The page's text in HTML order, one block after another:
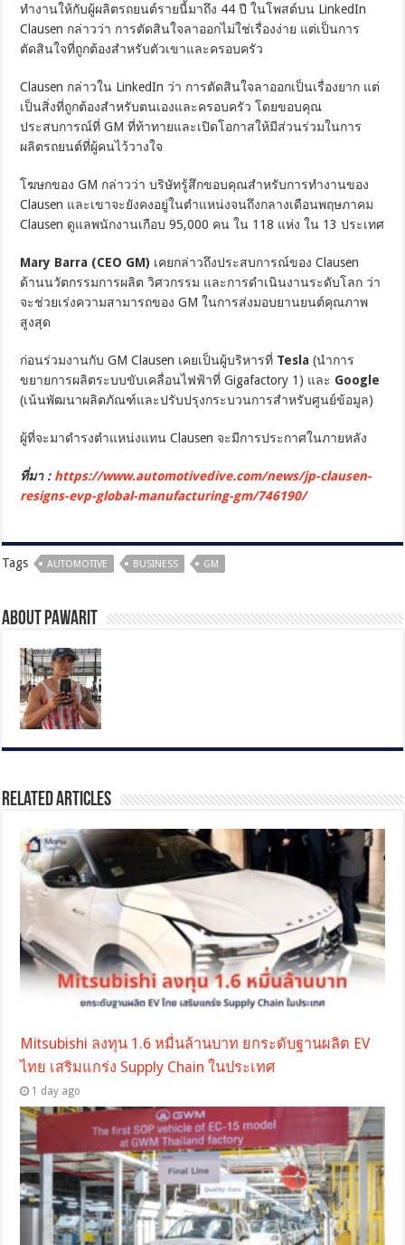
ทำงานให้กับผู้ผลิตรถยนต์รายนี้มาถึง 44 ปี ในโพสต์บน LinkedIn
Clausen กล่าวว่า การตัดสินใจลาออกไม่ใช่เรื่องง่าย แต่เป็นการ
ตัดสินใจที่ถูกต้องสำหรับตัวเขาและครอบครัว
Clausen กล่าวใน LinkedIn ว่า การตัดสินใจลาออกเป็นเรื่องยาก แต่
เป็นสิ่งที่ถูกต้องสำหรับตนเองและครอบครัว โดยขอบคุณ
ประสบการณ์ที่ GM ที่ท้าทายและเปิดโอกาสให้มีส่วนร่วมในการ
ผลิตรถยนต์ที่ผู้คนไว้วางใจ
โฆษกของ GM กล่าวว่า บริษัทรู้สึกขอบคุณสำหรับการทำงานของ
Clausen และเขาจะยังคงอยู่ในตำแหน่งจนถึงกลางเดือนพฤษภาคม
Clausen ดูแลพนักงานเกือบ 95,000 คน ใน 118 แห่ง ใน 13 ประเทศ
Mary Barra (CEO GM) เคยกล่าวถึงประสบการณ์ของ Clausen
ด้านนวัตกรรมการผลิต วิศวกรรม และการดำเนินงานระดับโลก ว่า
จะช่วยเร่งความสามารถของ GM ในการส่งมอบยานยนต์คุณภาพ
สูงสุด
ก่อนร่วมงานกับ GM Clausen เคยเป็นผู้บริหารที่ Tesla (นำการ
ขยายการผลิตระบบขับเคลื่อนไฟฟ้าที่ Gigafactory 1) และ Google
(เน้นพัฒนาผลิตภัณฑ์และปรับปรุงกระบวนการสำหรับศูนย์ข้อมูล)
ผู้ที่จะมาดำรงตำแหน่งแทน Clausen จะมีการประกาศในภายหลัง
ที่มา : https://www.automotivedive.com/news/jp-clausen-
resigns-evp-global-manufacturing-gm/746190/
Tags AUTOMOTIVE BUSINESS GM
About pawarit
Related Articles
Mitsubishi ลงทุน 1.6 หมื่นล้านบาท ยกระดับฐานผลิต EV
ไทย เสริมแกร่ง Supply Chain ในประเทศ
1 day ago